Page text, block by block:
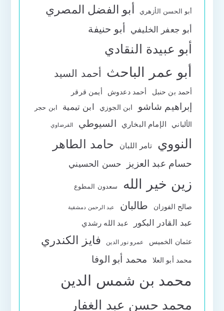
أبو الحسن الأزهري أبو الفضل المصري
أبو جعفر الخليفي أبو حنيفة
أبو عبيدة النقادي
أبو عمر الباحث أحمد السيد
أحمد بن حنبل أحمد دعدوش أيمن قرقر
إبراهيم شاشو ابن الجوزي ابن تيمية ابن حجر
الألباني الإمام البخاري السيوطي القرضاوي
النووي تامر اللبان حامد الطاهر
حسام عبد العزيز حسن الحسيني
زين خير الله سعدون المطوع
صالح الفوزان طالبان عبد الرحمن دمشقية
عبد القادر البكور عبد الله رشدي
عثمان الخميس عمرو نور الدين فايز الكندري
محمد أبو العلا محمد أبو الوفا
محمد بن شمس الدين
محمد حسن عبد الغفار